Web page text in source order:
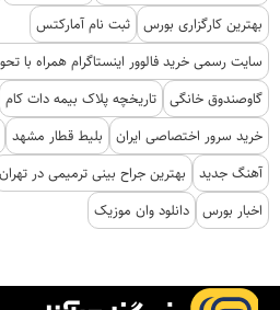
بهترین کارگزاری بورس ثبت نام آمارکتس
سایت رسمی خرید فالوور اینستاگرام همراه با
گاوصندوق خانگی تاریخچه پلاک بیمه دات کام
خرید سرور اختصاصی ایران
بلیط قطار مشهد
آهنگ جدید
بهترین جراح بینی ترمیمی در تهران
اخبار بورس دانلود وان موزیک